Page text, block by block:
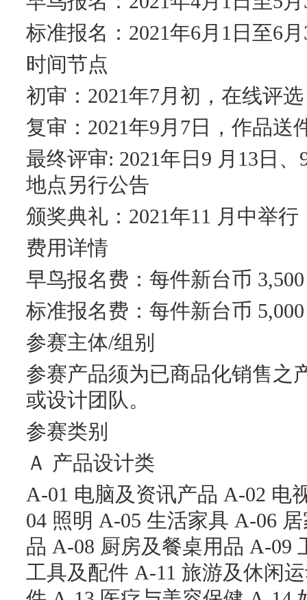
标准报名：2021年6月1日至6
时间节点
初审：2021年7月初，在线评选
复审：2021年9月7日，作品送
最终评审: 2021年日9 月13日
地点另行公告
颁奖典礼：2021年11 月中举行
费用详情
早鸟报名费：每件新台币
标准报名费：每件新台币
参赛主体/组别
参赛产品须为已商品化销售之
或设计团队。
参赛类别
Ａ 产品设计类
A-01 电脑及资讯产品 A-02 电
04 照明 A-05 生活家具 A-06
品 A-08 厨房及餐桌用品 A-09
工具及配件 A-11 旅游及休闲